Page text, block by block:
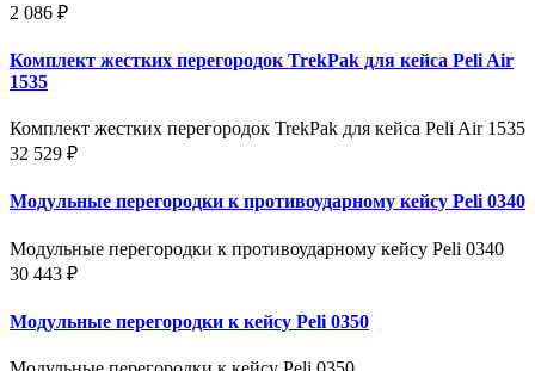
2 086 ₽
Комплект жестких перегородок TrekPak для кейса Peli Air
1535
Комплект жестких перегородок TrekPak для кейса Peli Air 1535
32 529 ₽
Модульные перегородки к противоударному кейсу Peli 0340
Модульные перегородки к противоударному кейсу Peli 0340
30 443 ₽
Модульные перегородки к кейсу Peli 0350